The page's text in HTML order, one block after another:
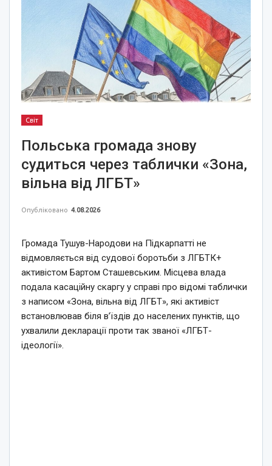
Світ
Польська громада знову
судиться через таблички «Зона,
вільна від ЛГБТ»
Опубліковано 4.08.2026
Громада Тушув-Народови на Підкарпатті не
відмовляється від судової боротьби з ЛГБТК+
активістом Бартом Сташевським. Місцева влада
подала касаційну скаргу у справі про відомі таблички
з написом «Зона, вільна від ЛГБТ», які активіст
встановлював біля в’їздів до населених пунктів, що
ухвалили декларації проти так званої «ЛГБТ-
ідеології».